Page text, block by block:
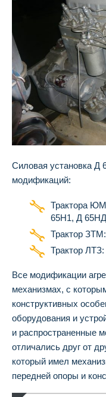
Силовая установка Д
модификаций:
Трактора
65Н1, Д
Трактор
Трактор
Все модификации
механизмах, с
конструктивных
оборудования и
и распространенные
отличались друг от
который имел
передней опоры и